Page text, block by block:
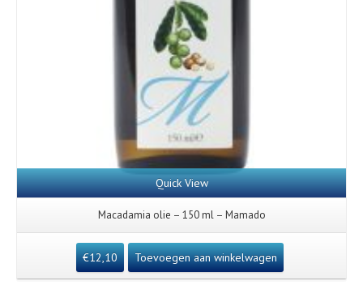
Quick View
Macadamia olie – 150 ml – Mamado
€12,10 Toevoegen aan winkelwagen